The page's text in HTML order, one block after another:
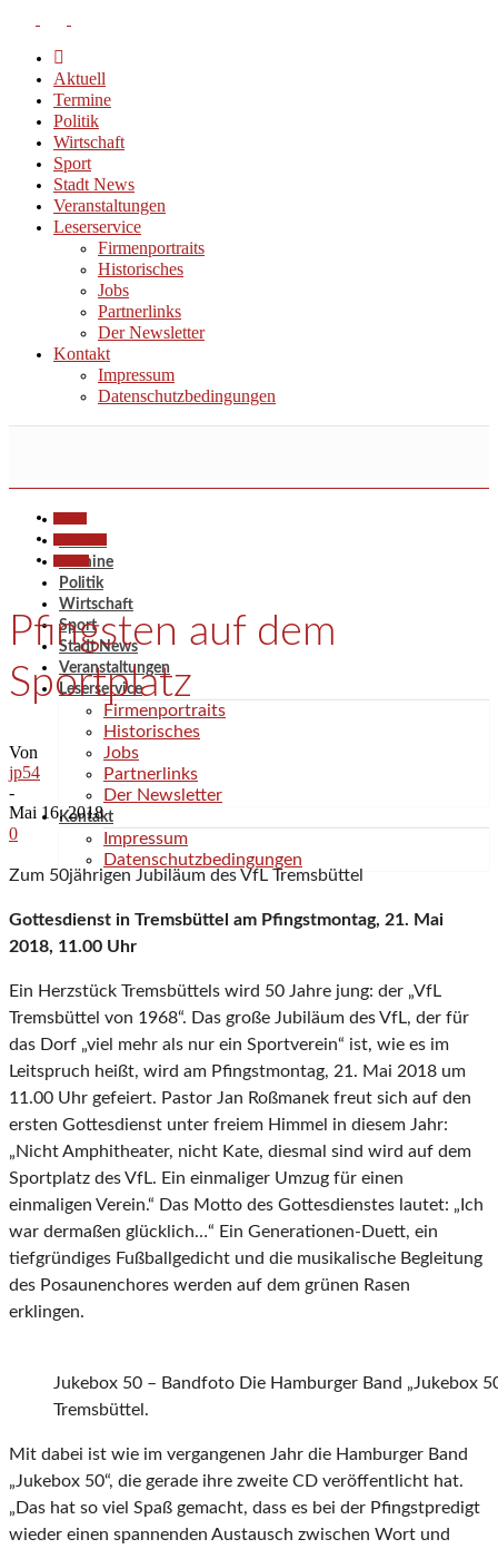
Aktuell
Termine
Politik
Wirtschaft
Sport
Stadt News
Veranstaltungen
Leserservice
Firmenportraits
Historisches
Jobs
Partnerlinks
Der Newsletter
Kontakt
Impressum
Datenschutzbedingungen
Termine
Politik
Wirtschaft
Sport
Stadt News
Veranstaltungen
Leserservice
Firmenportraits
Historisches
Jobs
Partnerlinks
Der Newsletter
Kontakt
Impressum
Datenschutzbedingungen
Pfingsten auf dem
Sportplatz
Von
jp54
-
Mai 16, 2018
0
Zum 50jährigen Jubiläum des VfL Tremsbüttel
Gottesdienst in Tremsbüttel am Pfingstmontag, 21. Mai
2018, 11.00 Uhr
Ein Herzstück Tremsbüttels wird 50 Jahre jung: der „VfL
Tremsbüttel von 1968“. Das große Jubiläum des VfL, der für
das Dorf „viel mehr als nur ein Sportverein“ ist, wie es im
Leitspruch heißt, wird am Pfingstmontag, 21. Mai 2018 um
11.00 Uhr gefeiert. Pastor Jan Roßmanek freut sich auf den
ersten Gottesdienst unter freiem Himmel in diesem Jahr:
„Nicht Amphitheater, nicht Kate, diesmal sind wird auf dem
Sportplatz des VfL. Ein einmaliger Umzug für einen
einmaligen Verein.“ Das Motto des Gottesdienstes lautet: „Ich
war dermaßen glücklich…“ Ein Generationen-Duett, ein
tiefgründiges Fußballgedicht und die musikalische Begleitung
des Posaunenchores werden auf dem grünen Rasen
erklingen.
Jukebox 50 – Bandfoto Die Hamburger Band „Jukebox
Tremsbüttel.
Mit dabei ist wie im vergangenen Jahr die Hamburger Band
„Jukebox 50“, die gerade ihre zweite CD veröffentlicht hat.
„Das hat so viel Spaß gemacht, dass es bei der Pfingstpredigt
wieder einen spannenden Austausch zwischen Wort und